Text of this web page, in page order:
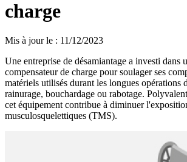
charge
Mis à jour le : 11/12/2023
Une entreprise de désamiantage a investi dans
compensateur de charge pour soulager ses
matériels utilisés durant les longues opérations
rainurage, bouchardage ou rabotage.
cet équipement contribue à diminuer
musculosquelettiques (TMS).